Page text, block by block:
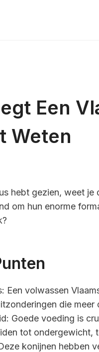
Een
Weten
hebt gezien, weet
om hun enorme
Een volwassen
die meer
Goede voeding is
tot ondergewicht,
konijnen hebben